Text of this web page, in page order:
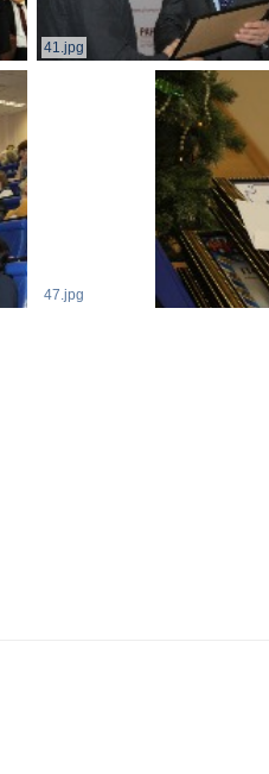
41.jpg
47.jpg